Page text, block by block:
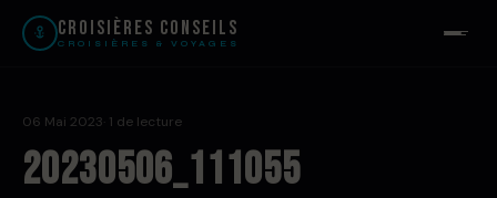
Croisières Conseils
CROISIÈRES & VOYAGES
06 Mai 2023 · 1 de lecture
20230506_111055